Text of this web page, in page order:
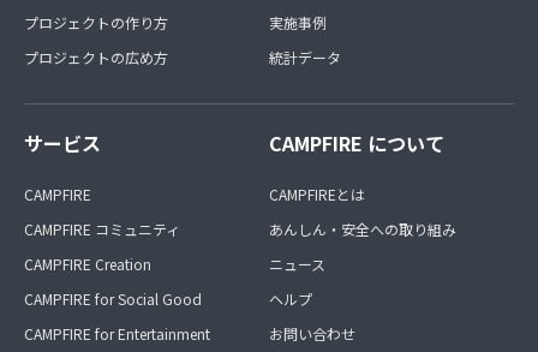
プロジェクトの作り方
プロジェクトの広め方
実施事例
統計データ
サービス
CAMPFIRE
CAMPFIRE コミュニティ
CAMPFIRE Creation
CAMPFIRE for Social Good
CAMPFIRE for Entertainment
CAMPFIRE について
CAMPFIREとは
あんしん・安全への取り組み
ニュース
ヘルプ
お問い合わせ